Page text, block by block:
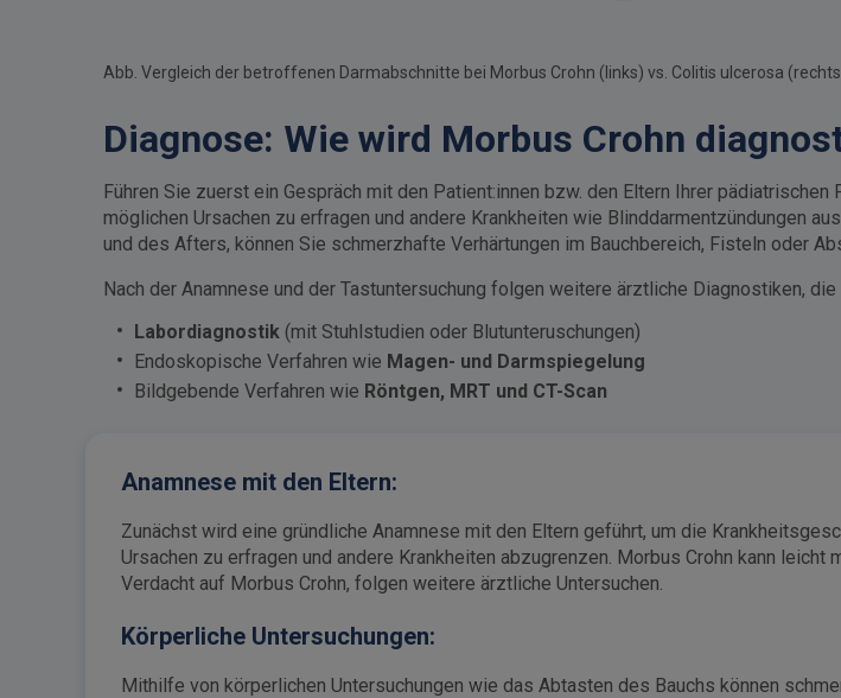
Abb. Vergleich der betroffenen Darmabschnitte bei Morbus Crohn (links) vs. Colitis ulcerosa
Diagnose: Wie wird Morbus Crohn
Führen Sie zuerst ein Gespräch mit den Patient:innen bzw. den Eltern Ihrer
möglichen Ursachen zu erfragen und andere Krankheiten wie Blinddarmentzündungen
und des Afters, können Sie schmerzhafte Verhärtungen im Bauchbereich, Fisteln oder
Nach der Anamnese und der Tastuntersuchung folgen weitere ärztliche Diagnostiken,
Labordiagnostik (mit Stuhlstudien oder Blutunteruschungen)
Endoskopische Verfahren wie Magen- und Darmspiegelung
Bildgebende Verfahren wie Röntgen, MRT und CT-Scan
Anamnese mit den Eltern:
Zunächst wird eine gründliche Anamnese mit den Eltern geführt, um die
Ursachen zu erfragen und andere Krankheiten abzugrenzen. Morbus Crohn kann
Verdacht auf Morbus Crohn, folgen weitere ärztliche Untersuchen.
Körperliche Untersuchungen:
Mithilfe von körperlichen Untersuchungen wie das Abtasten des Bauchs können